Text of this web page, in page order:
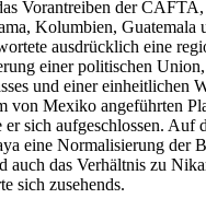
Vorantreiben der
Kolumbien, Guatemala
ausdrücklich eine
einer politischen
und einer einheitlichen
von Mexiko angeführten
er sich aufgeschlossen. Auf
eine Normalisierung der
auch das Verhältnis zu
sich zusehends.